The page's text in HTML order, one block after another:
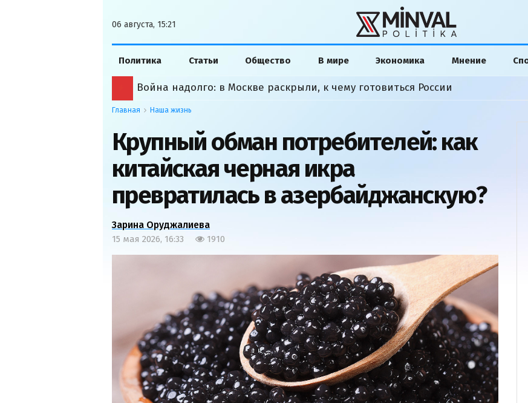
06 августа, 15:21
Политика Статьи Общество В мире Экономика Мнение
Война надолго: в Москве раскрыли, к чему готовиться России
Главная Наша жизнь
Крупный обман потребителей: как
китайская черная икра
превратилась в азербайджанскую?
Зарина Оруджалиева
15 мая 2026, 16:33 1910